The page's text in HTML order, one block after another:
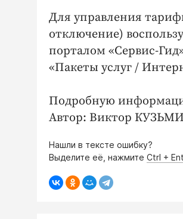
Для управления
отключение)
порталом «Сервис-
«Пакеты услуг /
Подробную
Автор: Виктор
Нашли в тексте ошибку?
Выделите её, нажмите Ctrl +